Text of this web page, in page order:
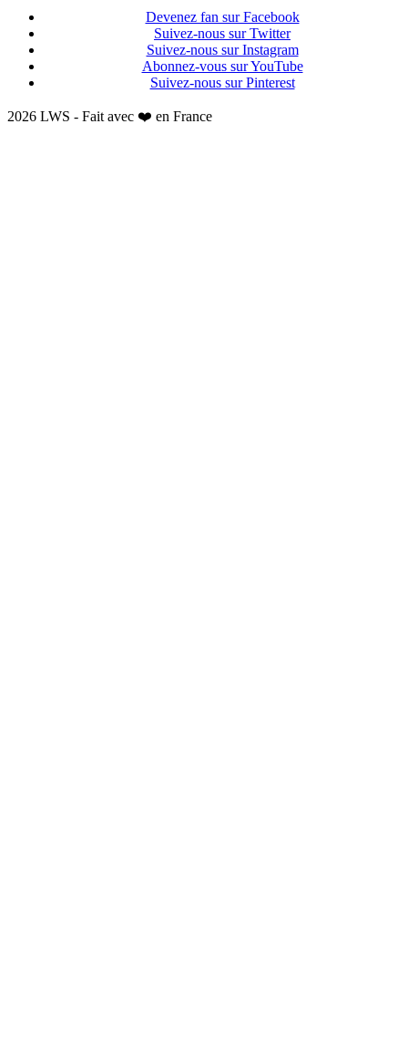
Devenez fan sur Facebook
Suivez-nous sur Twitter
Suivez-nous sur Instagram
Abonnez-vous sur YouTube
Suivez-nous sur Pinterest
2026 LWS - Fait avec ❤️ en France